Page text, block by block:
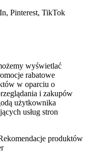
Pinterest, TikTok
wyświetlać
rabatowe
w oparciu o
i zakupów
użytkownika
usług stron
produktów